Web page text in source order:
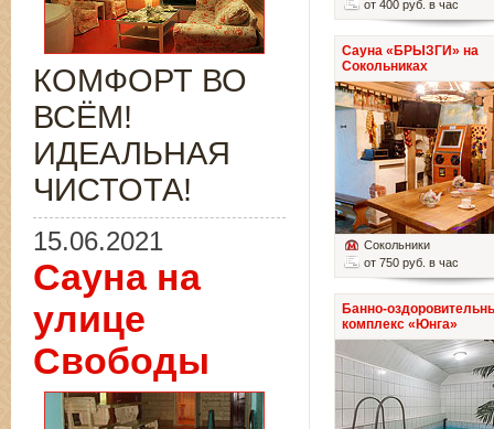
от 400 руб. в час
Сауна «БРЫЗГИ» на
Сокольниках
Сокольники
от 750 руб. в час
Банно-
комплекс «Юнга»
КОМФОРТ ВО
ВСЁМ!
ИДЕАЛЬНАЯ
ЧИСТОТА!
15.06.2021
Сауна на
улице
Свободы